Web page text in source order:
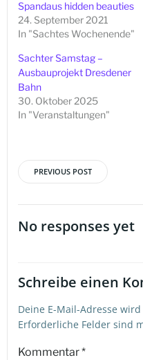
Spandaus hidden beauties
24. September 2021
In "Sachtes Wochenende"
Sachter Samstag –
Ausbauprojekt Dresdener
Bahn
30. Oktober 2025
In "Veranstaltungen"
PREVIOUS POST
No responses yet
Schreibe einen
Deine E-Mail-Adresse
Erforderliche Felder sind
Kommentar*